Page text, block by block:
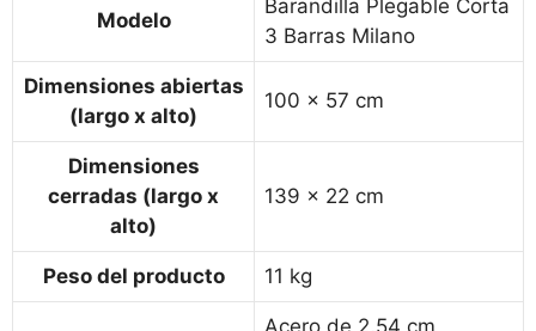
Modelo
Barandilla Plegable Corta
3 Barras Milano
Dimensiones abiertas
(largo x alto)
100 x 57 cm
Dimensiones
cerradas (largo x
alto)
139 x 22 cm
Peso del producto 11 kg
Acero de 2,54 cm